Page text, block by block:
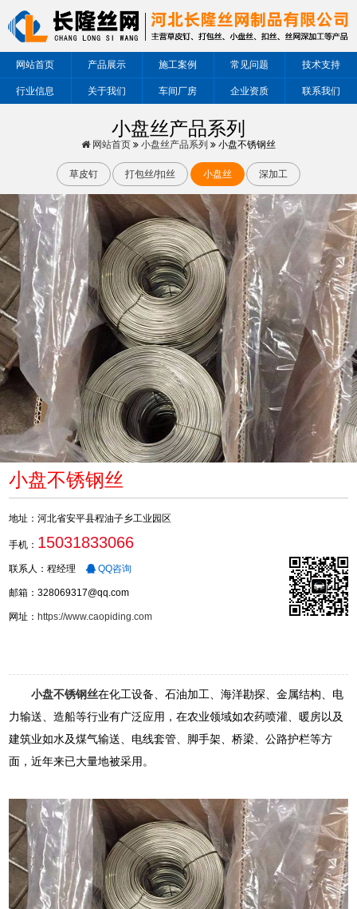
网站首页 产品展示 施工案例 常见问题 技术支持
行业信息 关于我们 车间厂房 企业资质 联系我们
小盘丝产品系列
网站首页 小盘丝产品系列 小盘不锈钢丝
草皮钉 打包丝/扣丝 小盘丝 深加工
小盘不锈钢丝
地址：河北省安平县程油子乡工业园区
手机： 15031833066
联系人：程经理 QQ咨询
邮箱：328069317@qq.com
网址：https://www.caopiding.com
小盘不锈钢丝在化工设备、石油加工、海洋勘探、金属结构、电
力输送、造船等行业有广泛应用，在农业领域如农药喷灌、暖房以及
建筑业如水及煤气输送、电线套管、脚手架、桥梁、公路护栏等方
面，近年来已大量地被采用。